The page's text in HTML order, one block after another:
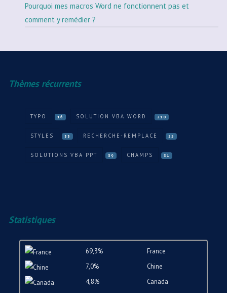
Pourquoi mes macros Word ne fonctionnent pas et
comment y remédier ?
Thèmes récurrents
TYPO 16 SOLUTION VBA WORD 210
STYLES 33 RECHERCHE-REMPLACE 25
SOLUTIONS VBA PPT 39 CHAMPS 31
Statistiques
69,3%
France
7,0%
Chine
4,8%
Canada